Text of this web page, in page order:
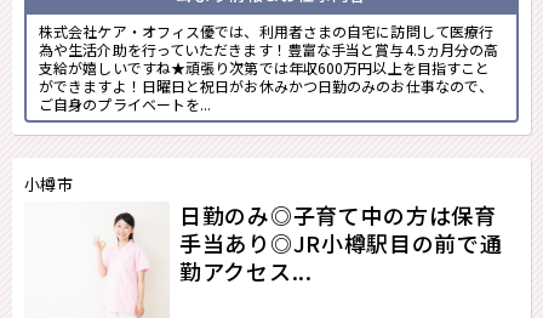
株式会社ケア・オフィス優では、利用者さまの自宅に訪問して医療行
為や生活介助を行っていただきます！豊富な手当と賞与4.5ヵ月分の高
支給が嬉しいですね★頑張り次第では年収600万円以上を目指すこと
ができますよ！日曜日と祝日がお休みかつ日勤のみのお仕事なので、
ご自身のプライベートを...
小樽市
日勤のみ◎子育て中の方は保育
手当あり◎JR小樽駅目の前で通
勤アクセス...